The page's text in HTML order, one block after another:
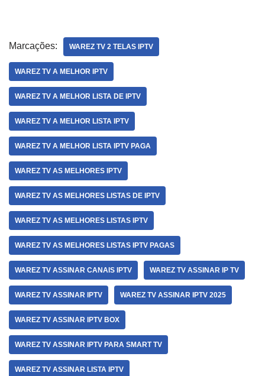
Marcações: WAREZ TV 2 TELAS IPTV
WAREZ TV A MELHOR IPTV
WAREZ TV A MELHOR LISTA DE IPTV
WAREZ TV A MELHOR LISTA IPTV
WAREZ TV A MELHOR LISTA IPTV PAGA
WAREZ TV AS MELHORES IPTV
WAREZ TV AS MELHORES LISTAS DE IPTV
WAREZ TV AS MELHORES LISTAS IPTV
WAREZ TV AS MELHORES LISTAS IPTV PAGAS
WAREZ TV ASSINAR CANAIS IPTV WAREZ TV ASSINAR IP TV
WAREZ TV ASSINAR IPTV WAREZ TV ASSINAR IPTV 2025
WAREZ TV ASSINAR IPTV BOX
WAREZ TV ASSINAR IPTV PARA SMART TV
WAREZ TV ASSINAR LISTA IPTV